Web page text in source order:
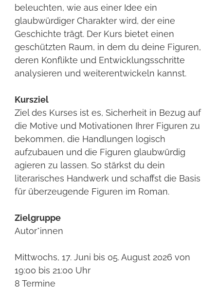
beleuchten, wie aus einer Idee ein
glaubwürdiger Charakter wird, der eine
Geschichte trägt. Der Kurs bietet einen
geschützten Raum, in dem du deine Figuren,
deren Konflikte und Entwicklungsschritte
analysieren und weiterentwickeln kannst.
Kursziel
Ziel des Kurses ist es, Sicherheit in Bezug auf
die Motive und Motivationen Ihrer Figuren zu
bekommen, die Handlungen logisch
aufzubauen und die Figuren glaubwürdig
agieren zu lassen. So stärkst du dein
literarisches Handwerk und schaffst die Basis
für überzeugende Figuren im Roman.
Zielgruppe
Autor*innen
Mittwochs, 17. Juni bis 05. August 2026 von
19:00 bis 21:00 Uhr
8 Termine